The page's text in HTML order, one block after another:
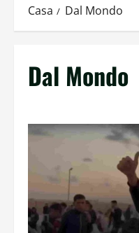
Casa Dal Mondo
Dal Mondo